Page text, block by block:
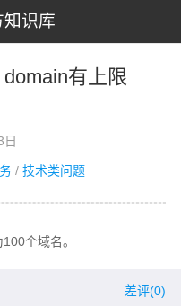
识库
有上限
/ 技术类问题
个域名。
差评(0)